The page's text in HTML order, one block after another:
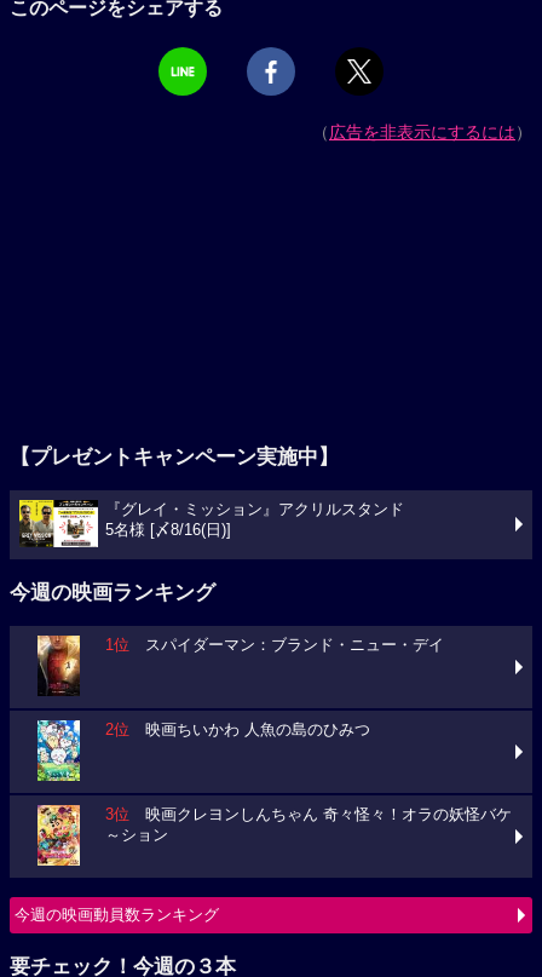
このページをシェアする
（広告を非表示にするには）
【プレゼントキャンペーン実施中】
『グレイ・ミッション』アクリルスタンド
5名様 [〆8/16(日)]
今週の映画ランキング
1位 スパイダーマン：ブランド・ニュー・デイ
2位 映画ちいかわ 人魚の島のひみつ
3位 映画クレヨンしんちゃん 奇々怪々！オラの妖怪バケ
～ション
今週の映画動員数ランキング
要チェック！今週の３本